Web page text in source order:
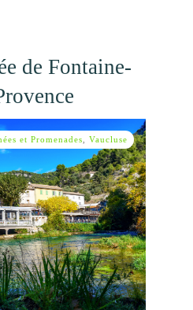
de Fontaine-
et Promenades Vaucluse